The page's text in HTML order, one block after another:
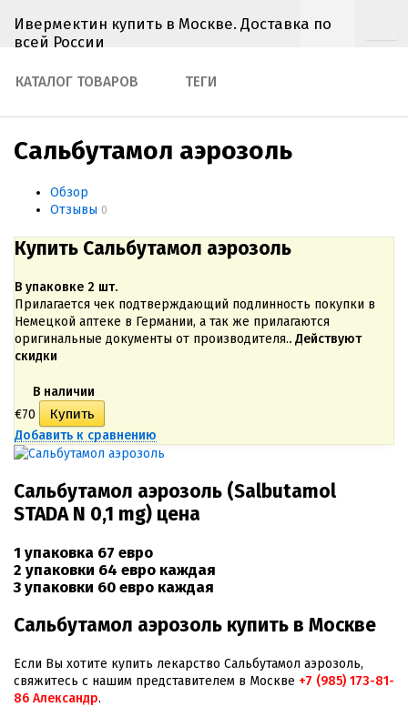
Ивермектин купить в Москве. Доставка по
всей России
КАТАЛОГ ТОВАРОВ ТЕГИ
Сальбутамол аэрозоль
Обзор
Отзывы 0
Купить Сальбутамол аэрозоль
В упаковке 2 шт.
Прилагается чек подтверждающий подлинность покупки в
Немецкой аптеке в Германии, а так же прилагаются
оригинальные документы от производителя.. Действуют
скидки
В наличии
€70
Добавить к сравнению
Сальбутамол аэрозоль (Salbutamol
STADA N 0,1 mg) цена
1 упаковка 67 евро
2 упаковки 64 евро каждая
3 упаковки 60 евро каждая
Сальбутамол аэрозоль купить в Москве
Если Вы хотите купить лекарство Сальбутамол аэрозоль,
свяжитесь с нашим представителем в Москве +7 (985) 173-81-
86 Александр.